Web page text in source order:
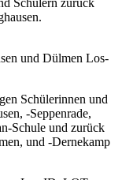
und Dülmen Los-
Schülerinnen und
-Seppenrade,
Schule und zurück
und -Dernekamp